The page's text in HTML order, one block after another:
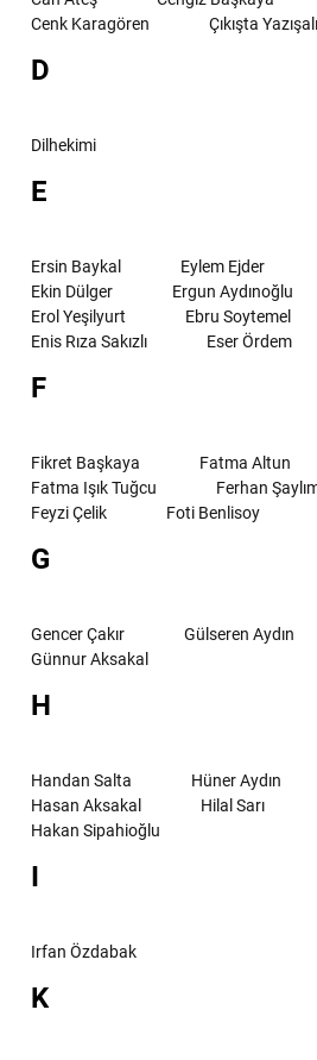
Cenk Karagören
Çıkışta
D
Dilhekimi
E
Ersin Baykal Eylem Ejder
Ekin Dülger
Ergun Aydınoğlu
Erol Yeşilyurt
Ebru Soytemel
Enis Rıza Sakızlı
Eser Ördem
F
Fikret Başkaya
Fatma Altun
Fatma Işık Tuğcu
Ferhan
Feyzi Çelik
Foti Benlisoy
G
Gencer Çakır
Gülseren Aydın
Günnur Aksakal
H
Handan Salta
Hüner Aydın
Hasan Aksakal
Hilal Sarı
Hakan Sipahioğlu
I
Irfan Özdabak
K